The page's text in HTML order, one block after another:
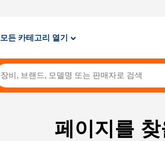
모든 카테고리 열기
페이지를